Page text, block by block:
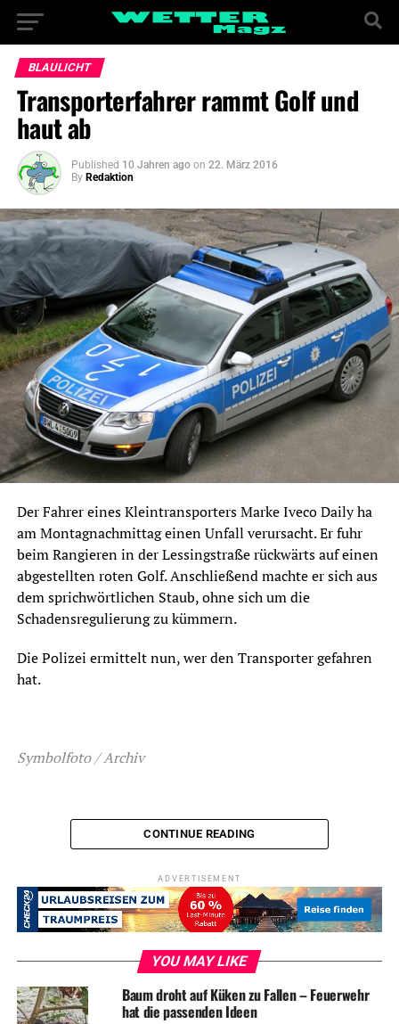
BLAULICHT
Transporterfahrer rammt Golf und
haut ab
Published 10 Jahren ago on 22. März 2016
By Redaktion
Der Fahrer eines Kleintransporters Marke Iveco Daily ha
am Montagnachmittag einen Unfall verursacht. Er fuhr
beim Rangieren in der Lessingstraße rückwärts auf einen
abgestellten roten Golf. Anschließend machte er sich aus
dem sprichwörtlichen Staub, ohne sich um die
Schadensregulierung zu kümmern.
Die Polizei ermittelt nun, wer den Transporter gefahren
hat.
Symbolfoto / Archiv
BLAULICHT NEWS
UP NEXT
Auto in der Königstraße zerkratzt
DON'T MISS
Einbruch: Täter wurden gestört
CONTINUE READING
ADVERTISEMENT
YOU MAY LIKE
Baum droht auf Küken zu Fallen – Feuerwehr
hat die passenden Ideen